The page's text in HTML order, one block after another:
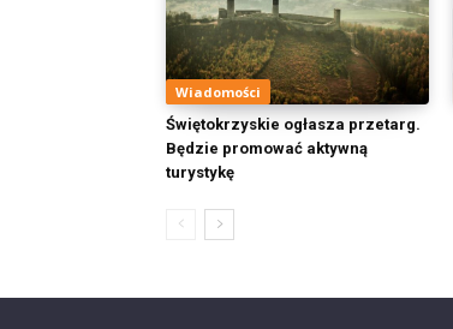
Wiadomości
Świętokrzyskie ogłasza przetarg.
Będzie promować aktywną
turystykę